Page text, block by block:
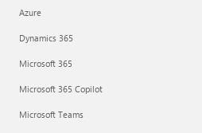
Azure
Dynamics 365
Microsoft 365
Microsoft 365 Copilot
Microsoft Teams